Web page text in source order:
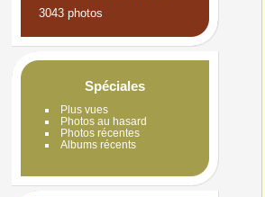
3043 photos
Spéciales
Plus vues
Photos au hasard
Photos récentes
Albums récents